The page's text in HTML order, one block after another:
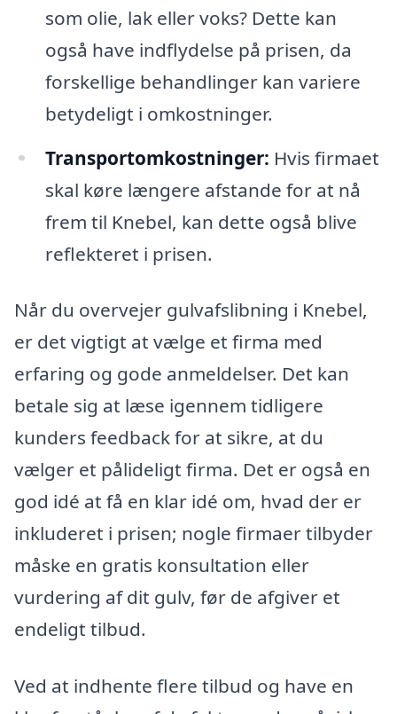
som olie, lak eller voks? Dette kan
også have indflydelse på prisen, da
forskellige behandlinger kan variere
betydeligt i omkostninger.
Transportomkostninger: Hvis firmaet
skal køre længere afstande for at nå
frem til Knebel, kan dette også blive
reflekteret i prisen.
Når du overvejer gulvafslibning i Knebel,
er det vigtigt at vælge et firma med
erfaring og gode anmeldelser. Det kan
betale sig at læse igennem tidligere
kunders feedback for at sikre, at du
vælger et pålideligt firma. Det er også en
god idé at få en klar idé om, hvad der er
inkluderet i prisen; nogle firmaer tilbyder
måske en gratis konsultation eller
vurdering af dit gulv, før de afgiver et
endeligt tilbud.
Ved at indhente flere tilbud og have en